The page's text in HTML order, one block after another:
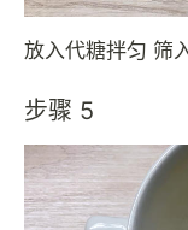
放入代糖拌匀 筛
步骤 5